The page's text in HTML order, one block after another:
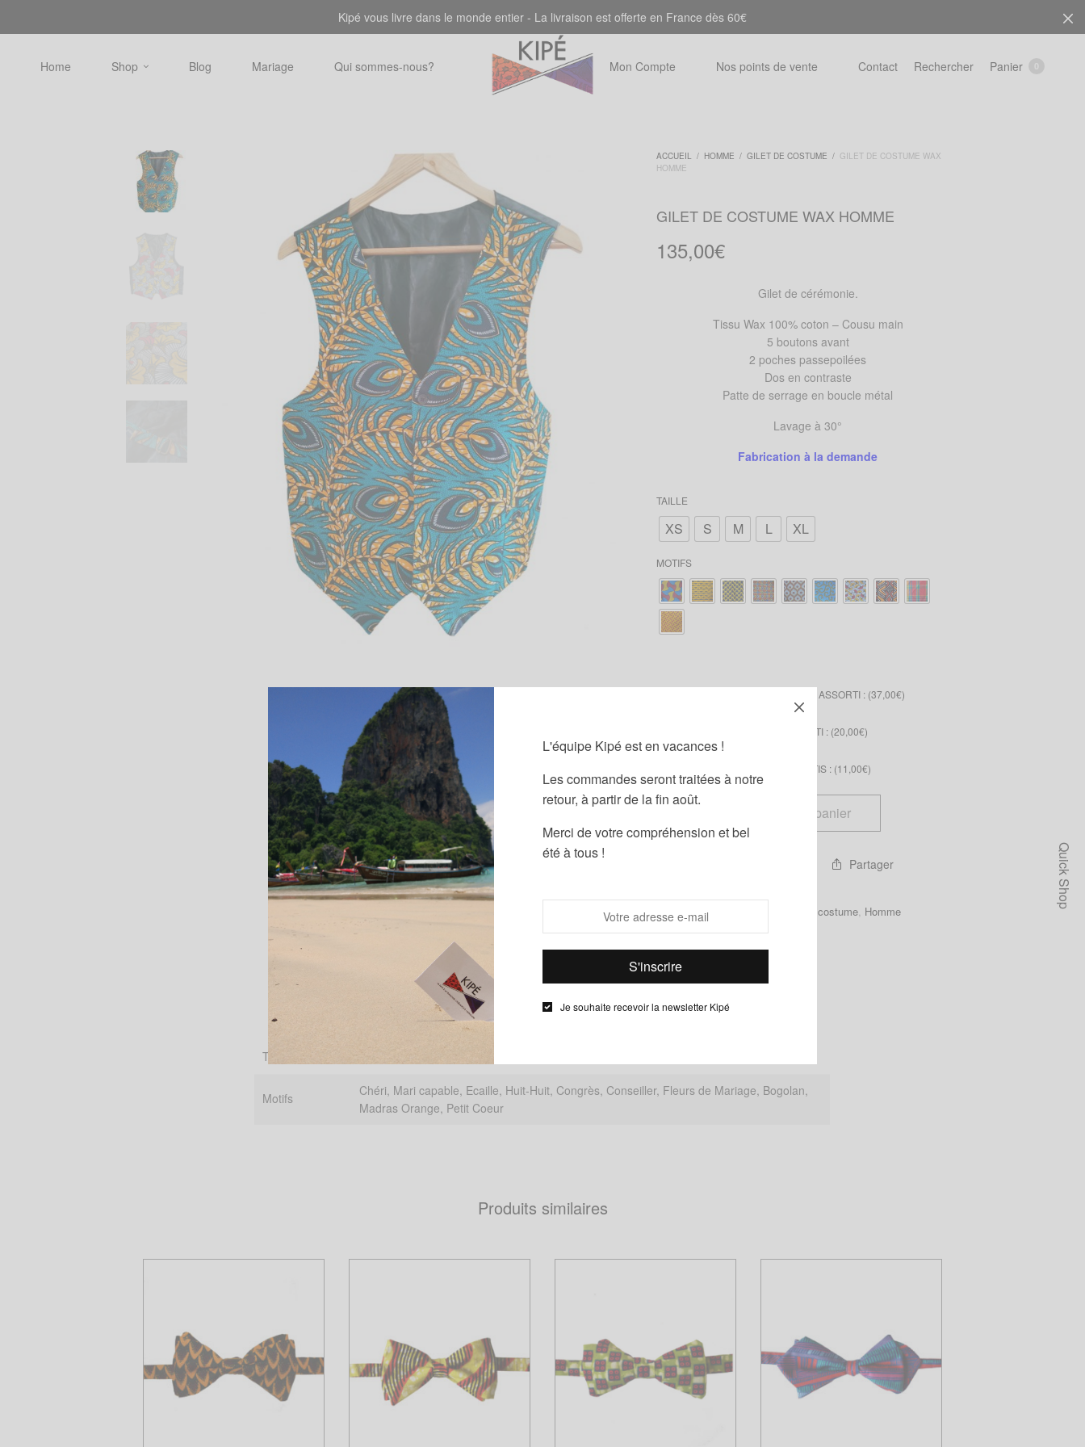
L'équipe Kipé est en vacances !
Les commandes seront traitées à notre
retour, à partir de la fin août.
Merci de votre compréhension et bel
été à tous !
Je souhaite recevoir la newsletter Kipé
Kipé vous livre dans le monde entier - La livraison est offerte en France dès 60€
Home Shop Blog Mariage Qui sommes-nous? Mon Compte Nos points de vente Contact Rechercher Panier
ACCUEIL / HOMME / GILET DE COSTUME / GILET DE COSTUME WAX
HOMME
GILET DE COSTUME WAX HOMME
135,00€
Gilet de cérémonie.
Tissu Wax 100% coton – Cousu main
5 boutons avant
2 poches passepoilées
Dos en contraste
Patte de serrage en boucle métal
Lavage à 30°
Fabrication à la demande
TAILLE
XS S M L XL
MOTIFS
AJOUTER LE NOEUD PAPILLON ASSORTI : (37,00€)
AJOUTER LE BANDEAU ASSORTI : (20,00€)
AJOUTER LES LACETS ASSORTIS : (11,00€)
Ajouter au panier
Partager
UGS :ND Gilet de costume, Homme
Informations complémentaires
Taille
Motifs
Chéri, Mari capable, Ecaille, Huit-Huit, Congrès, Conseiller, Fleurs de Mariage, Bogolan,
Madras Orange, Petit Coeur
Produits similaires
Quick Shop